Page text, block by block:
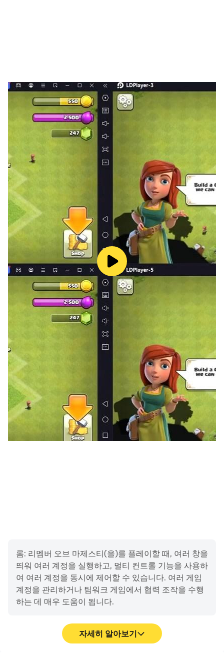
코스튬은 내 클래스만! 가디언은 게임 재화로 소환!
[ROM 공식 커뮤니티]
- 웹사이트: https://rom.redlabgames.net/
- 커뮤니티: https://cafe.daum.net/ROM.Official.KR
- 카카오톡 플러스 친구: https://pf.kakao.com/_dMhjG
- 유튜브:
https://www.youtube.com/@ROM_RememberOfMajes
ty
=============================
・ 최소 사양: Android 10 이상
・ RAM 4GB
[스마트폰 앱 접근권한 안내]
[선택] 사진/미디어/파일 저장: 리소스 다운로드 및 게임 데
이터 저장을 위한 접근 권한 요청
[스마트폰 앱 접근권한 철회 방법]
* 안드로이드6.0 이상:
- 접근권한별 철회: 단말기 설정 > 앱 > 더보기(설정 및 제
어) > 앱 설정 > 앱 권한 > 해당 접근권한 선택 > 접근권한
동의 또는 철회 선택
- 앱별 철회: 단말기 설정 > 앱 > 해당 앱 선택 > 권한 선택 >
접근권한 동의 또는 철회 선택
강남구, 서울특별시 06193
South Korea 204-88-02063 2025-서울강남-00098 서
울특별시 강남구 02-3423-5382
롬: 리멤버 오브 마제스티(을)를 플레이할 때, 여러 창을
띄워 여러 계정을 실행하고, 멀티 컨트롤 기능을 사용하
여 여러 계정을 동시에 제어할 수 있습니다. 여러 게임
계정을 관리하거나 팀워크 게임에서 협력 조작을 수행
하는 데 매우 도움이 됩니다.
자세히 알아보기